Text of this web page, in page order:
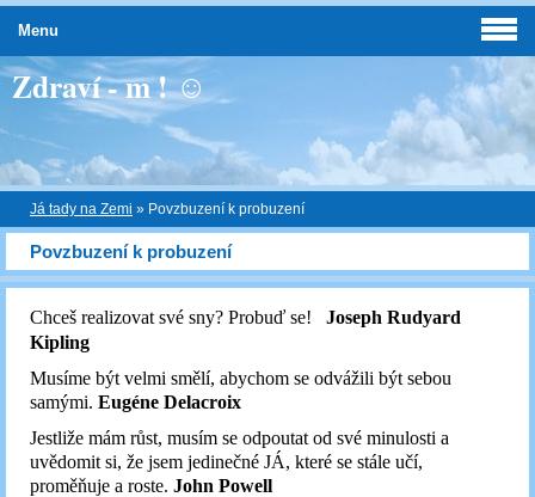
Zdraví - m ! ☺
Já tady na Zemi » Povzbuzení k probuzení
Povzbuzení k probuzení
Chceš realizovat své sny? Probuď se!
Joseph Rudyard
Kipling
Musíme být velmi smělí, abychom se odvážili být sebou
samými. Eugéne Delacroix
Jestliže mám růst, musím se odpoutat od své minulosti a
uvědomit si, že jsem jedinečné JÁ, které se stále učí,
proměňuje a roste. John Powell
Menu